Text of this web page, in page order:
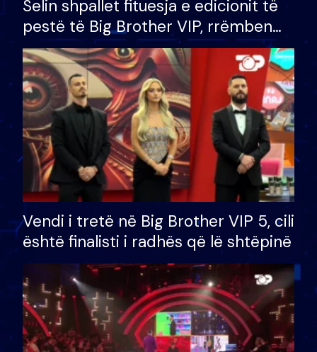
Selin shpallet fituesja e edicionit të
pestë të Big Brother VIP, rrëmben
çmimin e madh prej 100 mijë eurosh
Vendi i tretë në Big Brother VIP 5, cili
është finalisti i radhës që lë shtëpinë